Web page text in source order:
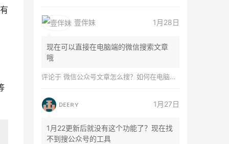
壹伴妹 1月28日
现在可以直接在电脑端的微信搜索文章
哦
评论于 微信公众号文章怎么搜？如何在电脑上搜索公众号文章？
ᴅᴇᴇʀʏ 1月27日
1月22更新后就没有这个功能了？现在找
不到搜公众号的工具